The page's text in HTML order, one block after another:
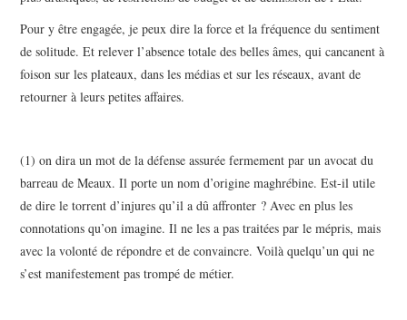
Pour y être engagée, je peux dire la force et la fréquence du sentiment
de solitude. Et relever l’absence totale des belles âmes, qui cancanent à
foison sur les plateaux, dans les médias et sur les réseaux, avant de
retourner à leurs petites affaires.
(1) on dira un mot de la défense assurée fermement par un avocat du
barreau de Meaux. Il porte un nom d’origine maghrébine. Est-il utile
de dire le torrent d’injures qu’il a dû affronter ? Avec en plus les
connotations qu’on imagine. Il ne les a pas traitées par le mépris, mais
avec la volonté de répondre et de convaincre. Voilà quelqu’un qui ne
s’est manifestement pas trompé de métier.